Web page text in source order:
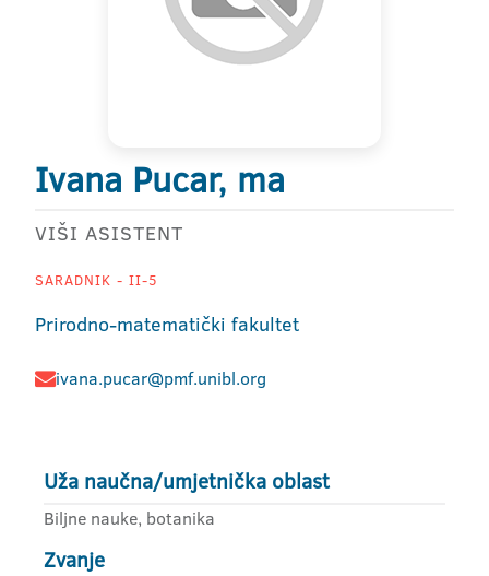
Ivana Pucar, ma
VIŠI ASISTENT
SARADNIK - II-5
Prirodno-matematički fakultet
ivana.pucar@pmf.unibl.org
Uža naučna/umjetnička oblast
Biljne nauke, botanika
Zvanje